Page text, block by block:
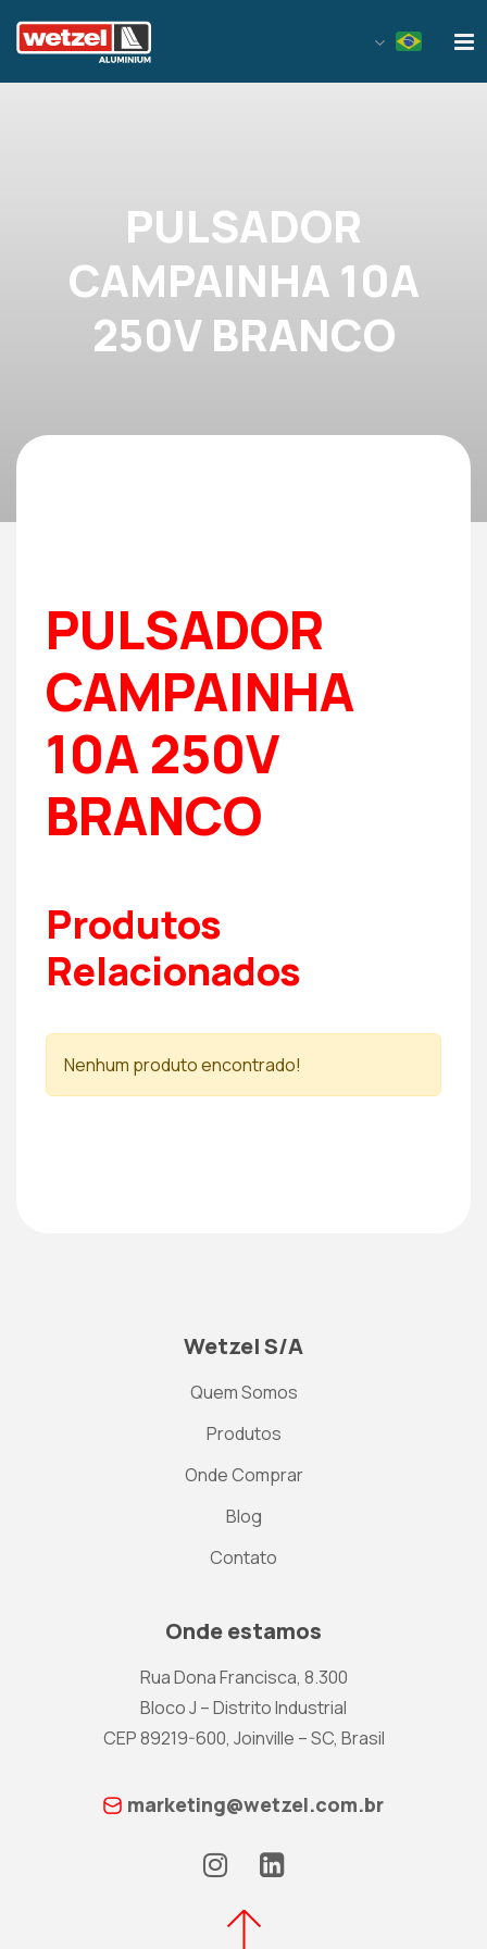
PULSADOR
CAMPAINHA 10A
250V BRANCO
PULSADOR
CAMPAINHA
10A 250V
BRANCO
Produtos
Relacionados
Nenhum produto encontrado!
Wetzel S/A
Quem Somos
Produtos
Onde Comprar
Blog
Contato
Onde estamos
Rua Dona Francisca, 8.300
Bloco J – Distrito Industrial
CEP 89219-600, Joinville – SC, Brasil
marketing@wetzel.com.br